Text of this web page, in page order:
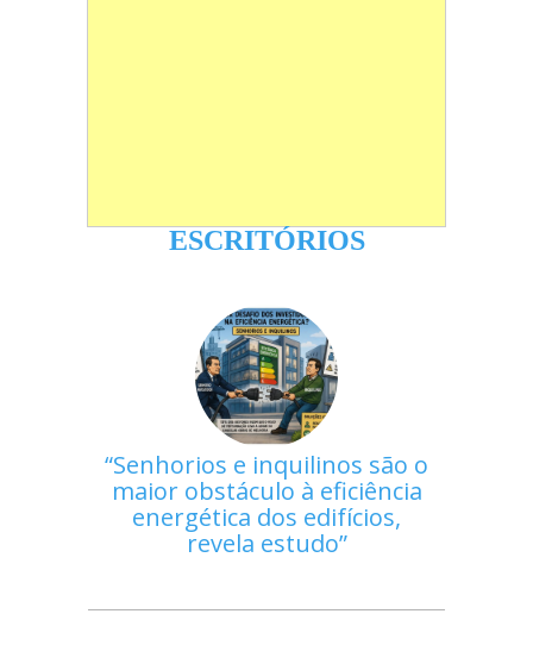
ESCRITÓRIOS
Senhorios e inquilinos são o
maior obstáculo à eficiência
energética dos edifícios,
revela estudo